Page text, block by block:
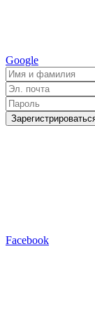
Google
Facebook